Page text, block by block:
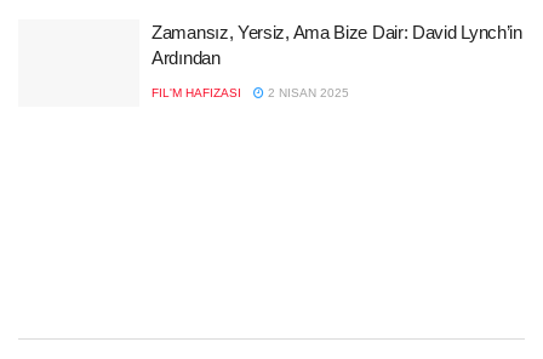
Zamansız, Yersiz, Ama Bize Dair: David Lynch’in
Ardından
FIL'M HAFIZASI 2 NISAN 2025